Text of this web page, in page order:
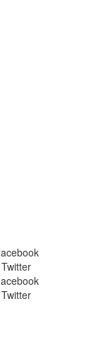
Twitter
Twitter